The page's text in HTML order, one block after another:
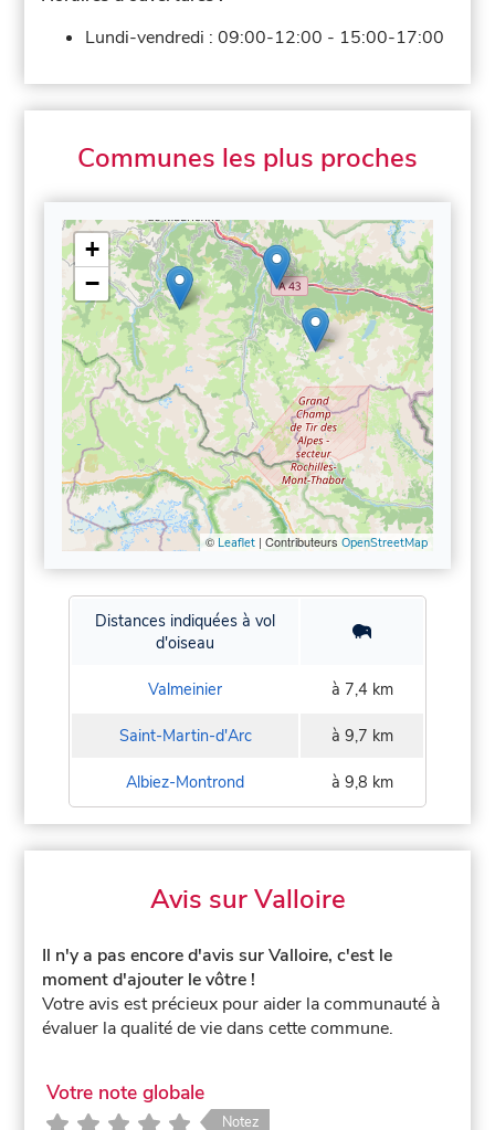
Lundi-vendredi :09:00-12:00 - 15:00-17:00
Communes les plus proches
+
−
© Leaflet| Contributeurs OpenStreetMap
Distances indiquées à vol
d'oiseau
Valmeinier à 7,4 km
Saint-Martin-d'Arc à 9,7 km
Albiez-Montrond à 9,8 km
Avis sur Valloire
Il n'y a pas encore d'avis sur Valloire, c'est le
moment d'ajouter le vôtre !
Votre avis est précieux pour aider la communauté à
évaluer la qualité de vie dans cette commune.
Votre note globale
Notez